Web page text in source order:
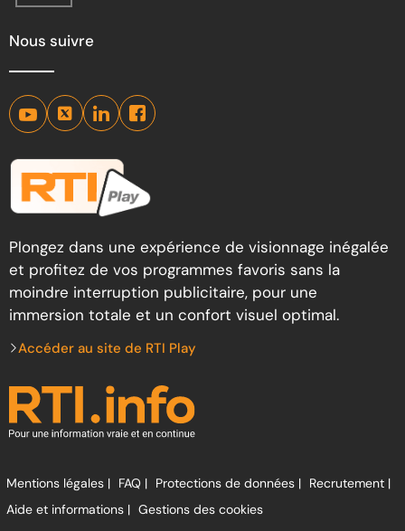
Nous suivre
Plongez dans une expérience de visionnage inégalée
et profitez de vos programmes favoris sans la
moindre interruption publicitaire, pour une
immersion totale et un confort visuel optimal.
Accéder au site de RTI Play
Mentions légales | FAQ | Protections de données | Recrutement |
Aide et informations | Gestions des cookies